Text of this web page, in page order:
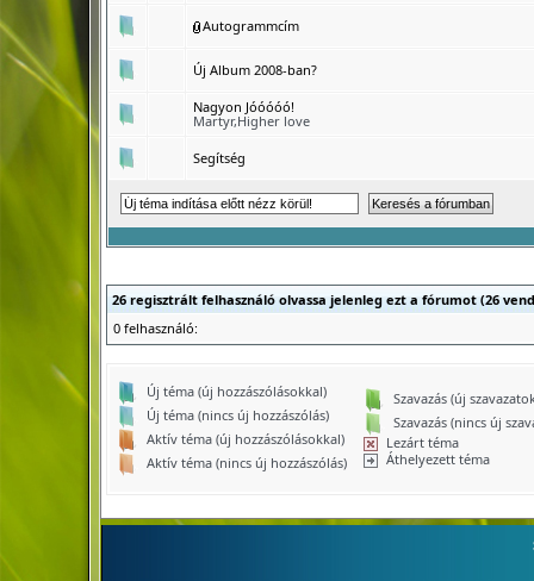
Autogrammcím
Új Album 2008-ban?
Nagyon Jóóóóó!
Martyr,Higher love
Segítség
26 regisztrált felhasználó olvassa jelenleg ezt a fórumot (26
0 felhasználó:
Új téma (új hozzászólásokkal)
Új téma (nincs új hozzászólás)
Aktív téma (új hozzászólásokkal)
Aktív téma (nincs új hozzászólás)
Szavazás (új
Szavazás (nincs új
Lezárt téma
Áthelyezett téma